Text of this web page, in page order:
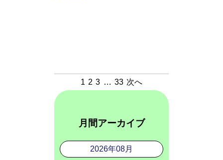
月間アーカイブ
2026年08月
1 2 3 … 33 次へ